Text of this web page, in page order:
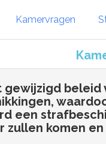
Kamervragen
gewijzigd beleid
een
zullen komen